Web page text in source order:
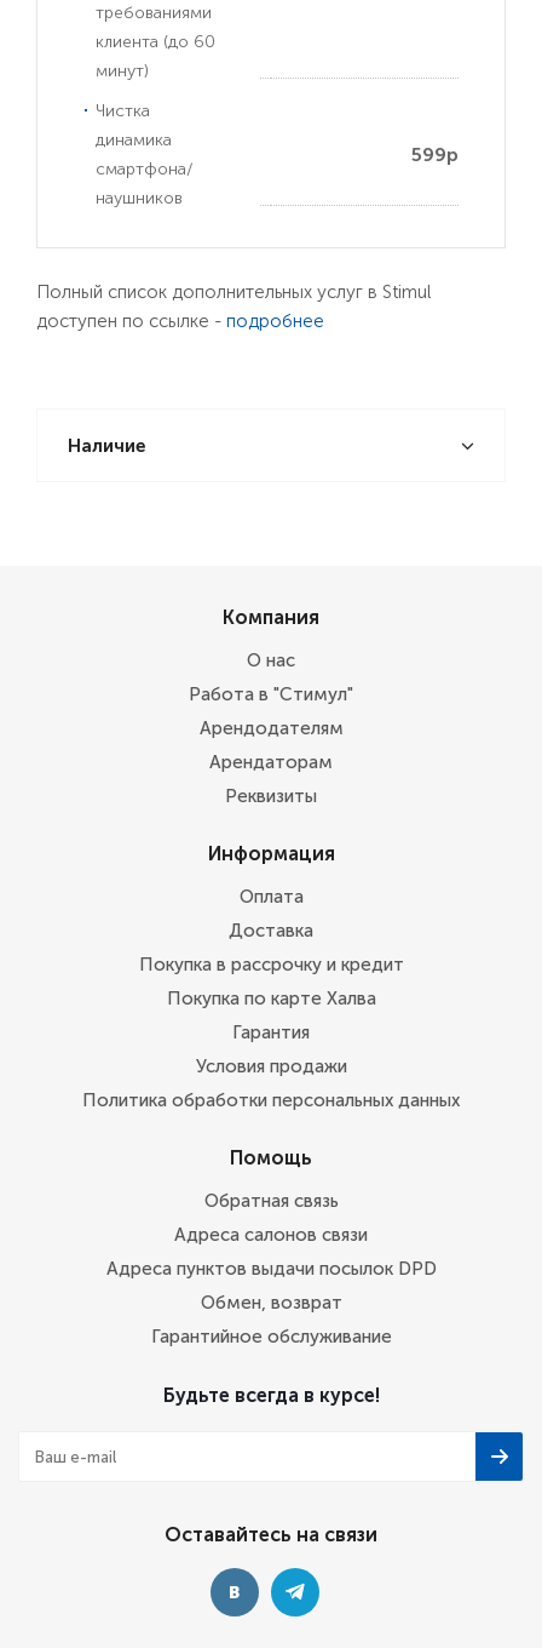
требованиями
клиента (до 60
минут)
Чистка
динамика
смартфона/
наушников
599р
Полный список дополнительных услуг в Stimul
доступен по ссылке - подробнее
Наличие
Компания
О нас
Работа в "Стимул"
Арендодателям
Арендаторам
Реквизиты
Информация
Оплата
Доставка
Покупка в рассрочку и кредит
Покупка по карте Халва
Гарантия
Условия продажи
Политика обработки персональных данных
Помощь
Обратная связь
Адреса салонов связи
Адреса пунктов выдачи посылок DPD
Обмен, возврат
Гарантийное обслуживание
Будьте всегда в курсе!
Оставайтесь на связи